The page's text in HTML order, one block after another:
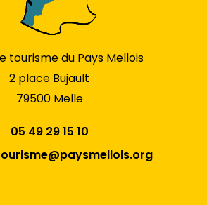
tourisme du Pays Mellois
2 place Bujault
79500 Melle
05 49 29 15 10